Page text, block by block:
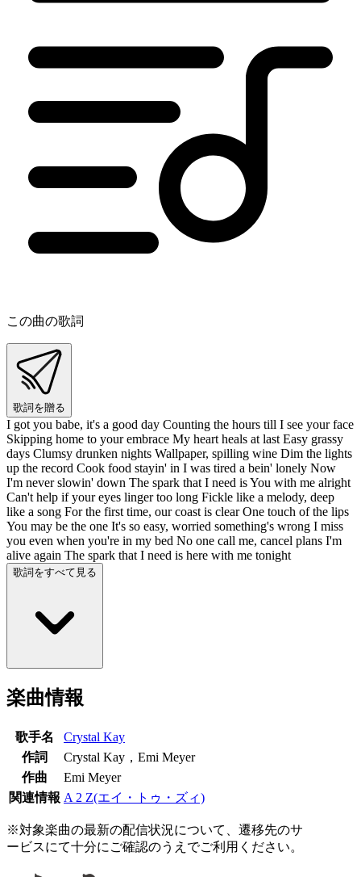
この曲の歌詞
歌詞を贈る
I got you babe, it's a good day Counting the hours till I see your face
Skipping home to your embrace My heart heals at last Easy grassy
days Clumsy drunken nights Wallpaper, spilling wine Dim the lights
up the record Cook food stayin' in I was tired a bein' lonely Now
I'm never slowin' down The spark that I need is You with me alright
Can't help if your eyes linger too long Fickle like a melody, deep
like a song For the first time, our coast is clear One touch of the lips
You may be the one It's so easy, worried something's wrong I miss
you even when you're in my bed No one call me, cancel plans I'm
alive again The spark that I need is here with me tonight
歌詞をすべて見る
楽曲情報
歌手名
Crystal Kay
作詞
Crystal Kay，Emi Meyer
作曲
Emi Meyer
関連情報 A 2 Z(エイ・トゥ・ズィ)
※対象楽曲の最新の配信状況について、遷移先のサ
ービスにて十分にご確認のうえでご利用ください。